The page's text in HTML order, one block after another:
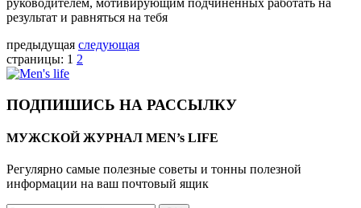
руководителем, мотивирующим подчиненных работать на
результат и равняться на тебя
предыдущая следующая
страницы: 1 2
ПОДПИШИСЬ НА РАССЫЛКУ
МУЖСКОЙ ЖУРНАЛ MEN’s LIFE
Регулярно самые полезные советы и тонны полезной
информации на ваш почтовый ящик